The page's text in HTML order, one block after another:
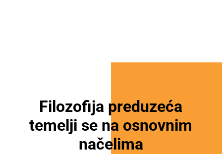
Filozofija preduzeća
temelji se na osnovnim
načelima